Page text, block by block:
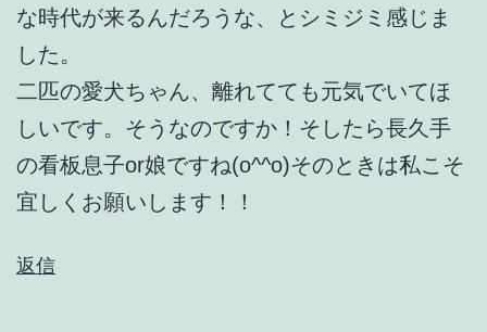
な時代が来るんだろうな、とシミジミ感じま
した。
二匹の愛犬ちゃん、離れてても元気でいてほ
しいです。そうなのですか！そしたら長久手
の看板息子or娘ですね(o^^o)そのときは私こそ
宜しくお願いします！！
返信